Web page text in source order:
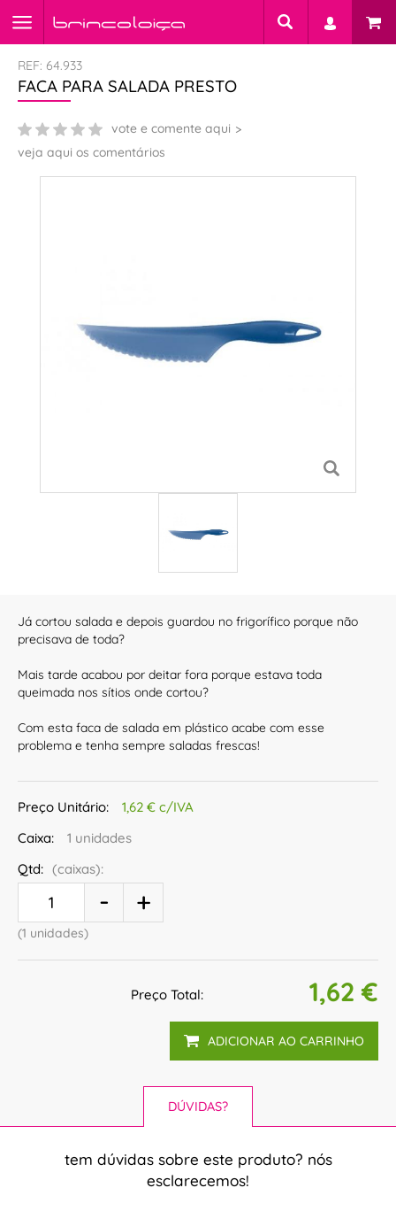
REF: 64.933
FACA PARA SALADA PRESTO
vote e comente aqui
veja aqui os comentários
Já cortou salada e depois guardou no frigorífico porque não
precisava de toda?
Mais tarde acabou por deitar fora porque estava toda
queimada nos sítios onde cortou?
Com esta faca de salada em plástico acabe com esse
problema e tenha sempre saladas frescas!
Preço Unitário:
1,62 € c/IVA
Caixa:
1 unidades
Qtd: (caixas):
(1 unidades)
Preço Total: 1,62 €
ADICIONAR AO CARRINHO
DÚVIDAS?
tem dúvidas sobre este produto? nós
esclarecemos!